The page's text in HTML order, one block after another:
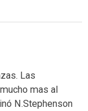
Las
mas al
N.Stephenson